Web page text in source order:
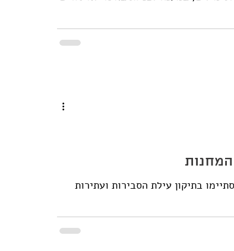
[פורסם קודם ב y-net 30.7.2023] כל ניסיונות התיווך כשלו והסתיימו בתיקון עילת הסבירות ועתירות